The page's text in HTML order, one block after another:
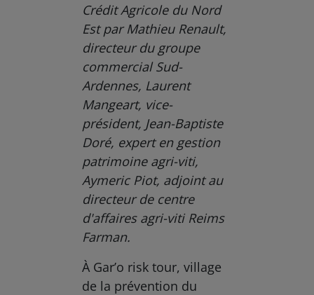
Crédit Agricole du Nord
Est par Mathieu Renault,
directeur du groupe
commercial Sud-
Ardennes, Laurent
Mangeart, vice-
président, Jean-Baptiste
Doré, expert en gestion
patrimoine agri-viti,
Aymeric Piot, adjoint au
directeur de centre
d'affaires agri-viti Reims
Farman.
À Gar’o risk tour, village
de la prévention du